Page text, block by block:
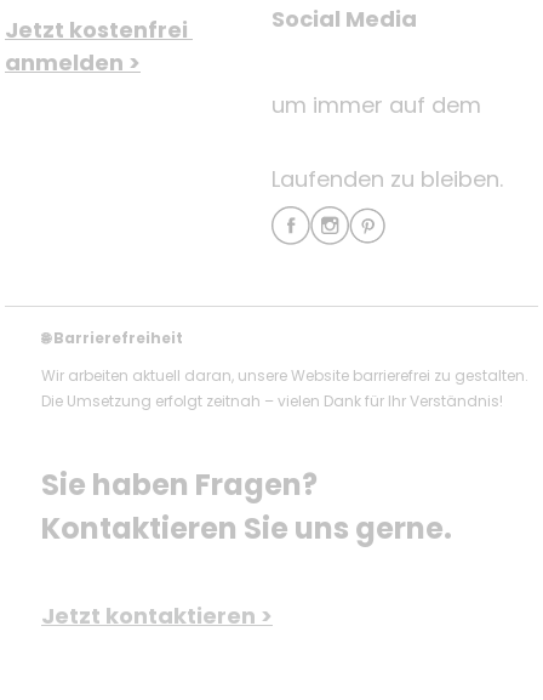
Jetzt kostenfrei
anmelden >
Social Media
um immer auf dem
Laufenden zu bleiben.
🌐Barrierefreiheit
Wir arbeiten aktuell daran, unsere Website barrierefrei zu gestalten.
Die Umsetzung erfolgt zeitnah – vielen Dank für Ihr Verständnis!
Sie haben Fragen?
Kontaktieren Sie uns gerne.
Jetzt kontaktieren >